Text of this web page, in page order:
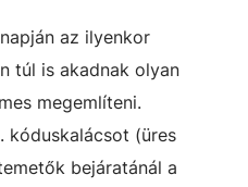
az ilyenkor
túl is akadnak olyan
megemlíteni.
kóduskalácsot (üres
bejáratánál a